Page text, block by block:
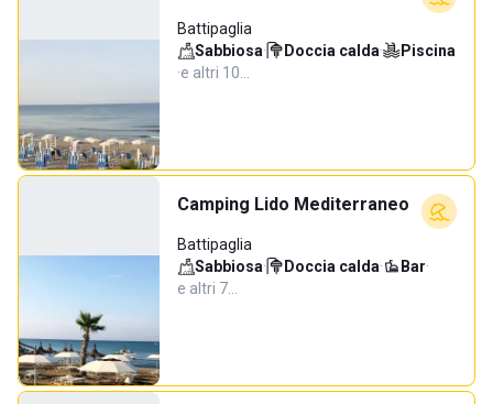
Battipaglia
Sabbiosa· Doccia calda·
Piscina
·e altri 10…
Camping Lido Mediterraneo
Battipaglia
Sabbiosa· Doccia calda· Bar·
e altri 7…